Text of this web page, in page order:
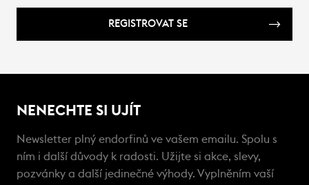
REGISTROVAT SE
NENECHTE SI UJÍT
Newsletter plný endorfinů ve vašem emailu. Spolu s
ním i další důvody k radosti. Užijte si akce, slevy,
pozvánky a další jedinečné výhody. Vyplněním vaší